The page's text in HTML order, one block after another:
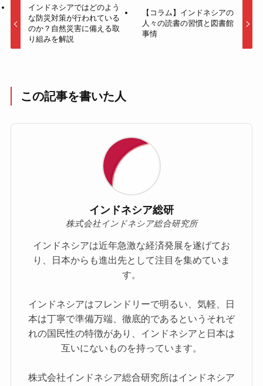
インドネシアではどのよう
な防災対策が行われている
のか？自然災害に備える取
り組みを解説
【コラム】インドネシアの
人々の読書の習慣と図書館
事情
この記事を書いた人
インドネシア総研
株式会社インドネシア総合研究所
インドネシアは近年急激な経済発展を遂げてお
り、日本からも進出先として注目を集めていま
す。
インドネシアはフレンドリーで明るい、気軽、日
本は丁寧で準備万端、徹底的であるというそれぞ
れの国民性の特徴があり、インドネシアと日本は
互いにないものを持っています。
株式会社インドネシア総合研究所はインドネシア